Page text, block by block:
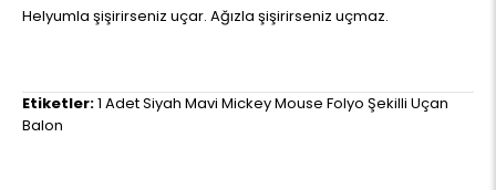
Helyumla şişirirseniz uçar. Ağızla şişirirseniz uçmaz.
Etiketler:1 Adet Siyah Mavi Mickey Mouse Folyo Şekilli Uçan
Balon